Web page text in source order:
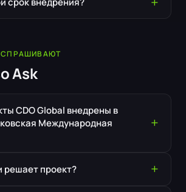
Ask
CDO Global внедрены в
Международная
решает проект?